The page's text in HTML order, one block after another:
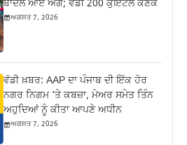
ਬਾਦਲ ਆਏ ਅੱਗੇ; ਵੰਡੀ 200 ਕੁਇੰਟਲ ਕਣਕ
ਅਗਸਤ 7, 2026
ਵੱਡੀ ਖ਼ਬਰ: AAP ਦਾ ਪੰਜਾਬ ਦੀ ਇੱਕ ਹੋਰ
ਨਗਰ ਨਿਗਮ ‘ਤੇ ਕਬਜ਼ਾ, ਮੇਅਰ ਸਮੇਤ ਤਿੰਨ
ਅਹੁਦਿਆਂ ਨੂੰ ਕੀਤਾ ਆਪਣੇ ਅਧੀਨ
ਅਗਸਤ 7, 2026